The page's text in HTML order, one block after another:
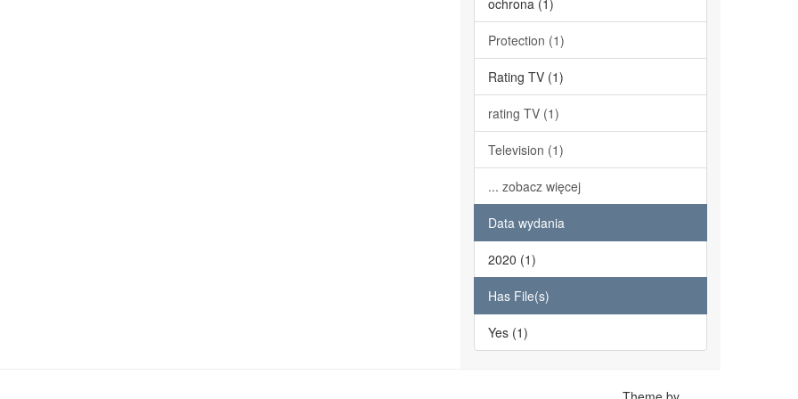
ochrona (1)
Protection (1)
Rating TV (1)
rating TV (1)
Television (1)
... zobacz więcej
Data wydania
2020 (1)
Has File(s)
Yes (1)